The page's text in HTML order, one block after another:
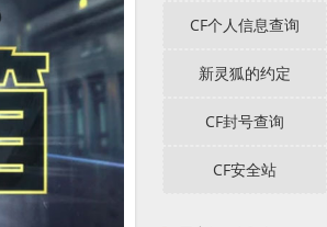
CF个人信息查询
新灵狐的约定
CF封号查询
CF安全站